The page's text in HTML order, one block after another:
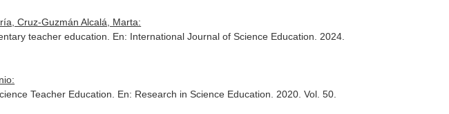
Cruz-Guzmán Alcalá, Marta:
teacher education. En: International Journal of Science Education . 2024.
Teacher Education. En: Research in Science Education . 2020. Vol. 50.